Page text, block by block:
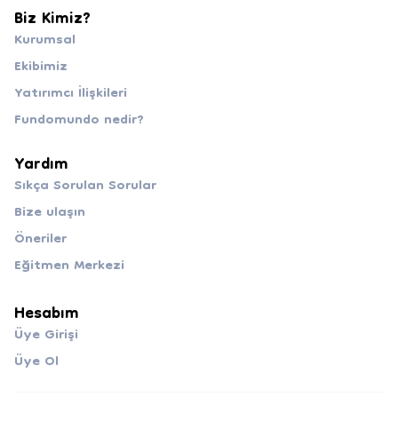
Biz Kimiz?
Kurumsal
Ekibimiz
Yatırımcı İlişkileri
Fundomundo nedir?
Yardım
Sıkça Sorulan Sorular
Bize ulaşın
Öneriler
Eğitmen Merkezi
Hesabım
Üye Girişi
Üye Ol